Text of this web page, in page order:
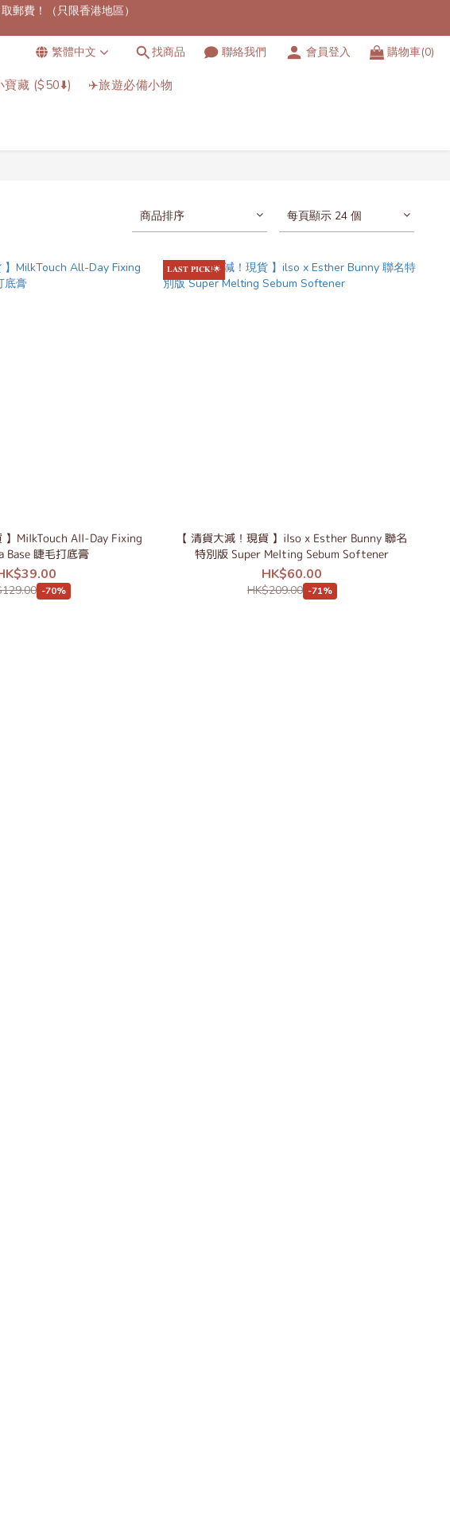
郵費！（只限香港地區）
✈️（除了個別官方特定發貨時間產品）
郵費！（只限香港地區）
繁體中文 找商品 聯絡我們 會員登入 購物車(0)
寶藏 ($50⬇️) ✈️旅遊必備小物
商品排序 每頁顯示 24 個
】MilkTouch All-Day Fixing
Base 睫毛打底膏
-70%
𝐋𝐀𝐒𝐓 𝐏𝐈𝐂𝐊!🌟
【 清貨大減！現貨 】ilso x Esther Bunny 聯名
特別版 Super Melting Sebum Softener
HK$60.00
HK$209.00 -71%